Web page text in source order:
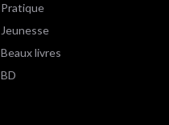
Pratique
Jeunesse
Beaux livres
BD